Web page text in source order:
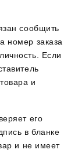
сообщить
номер заказа
Если
и
его
в бланке
и не имеет